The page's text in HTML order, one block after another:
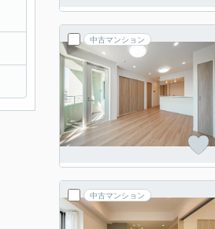
中古マンション
中古マンション